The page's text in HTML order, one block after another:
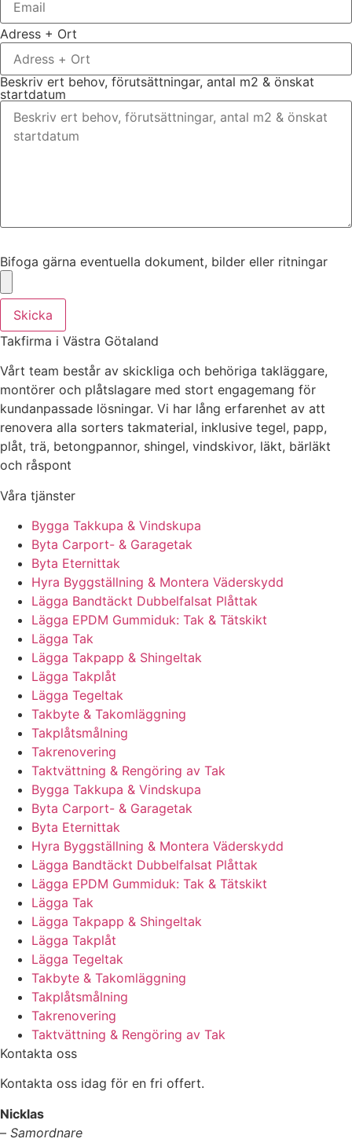
Adress + Ort
Beskriv ert behov, förutsättningar, antal m2 & önskat
startdatum
Bifoga gärna eventuella dokument, bilder eller ritningar
Skicka
Takfirma i Västra Götaland
Vårt team består av skickliga och behöriga takläggare,
montörer och plåtslagare med stort engagemang för
kundanpassade lösningar. Vi har lång erfarenhet av att
renovera alla sorters takmaterial, inklusive tegel, papp,
plåt, trä, betongpannor, shingel, vindskivor, läkt, bärläkt
och råspont
Våra tjänster
Bygga Takkupa & Vindskupa
Byta Carport- & Garagetak
Byta Eternittak
Hyra Byggställning & Montera Väderskydd
Lägga Bandtäckt Dubbelfalsat Plåttak
Lägga EPDM Gummiduk: Tak & Tätskikt
Lägga Tak
Lägga Takpapp & Shingeltak
Lägga Takplåt
Lägga Tegeltak
Takbyte & Takomläggning
Takplåtsmålning
Takrenovering
Taktvättning & Rengöring av Tak
Bygga Takkupa & Vindskupa
Byta Carport- & Garagetak
Byta Eternittak
Hyra Byggställning & Montera Väderskydd
Lägga Bandtäckt Dubbelfalsat Plåttak
Lägga EPDM Gummiduk: Tak & Tätskikt
Lägga Tak
Lägga Takpapp & Shingeltak
Lägga Takplåt
Lägga Tegeltak
Takbyte & Takomläggning
Takplåtsmålning
Takrenovering
Taktvättning & Rengöring av Tak
Kontakta oss
Kontakta oss idag för en fri offert.
Nicklas
– Samordnare